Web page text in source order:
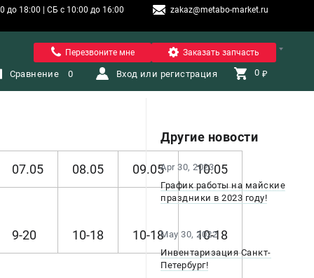
до 18:00 | СБ с 10:00 до 16:00
zakaz@metabo-market.ru
Санкт-Петербург
Перезвоните мне Заказать запчасть
Сравнение 0 Вход или регистрация 0 ₽
07.05 08.05 09.05 10.05
9-20 10-18 10-18 10-18
Другие новости
Apr 30, 2023
График работы на майские
праздники в 2023 году!
May 30, 2022
Инвентаризация Санкт-
Петербург!